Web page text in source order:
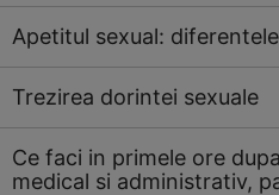
Apetitul sexual:
Trezirea dorintei sexuale
Ce faci in primele ore
medical si administrativ,